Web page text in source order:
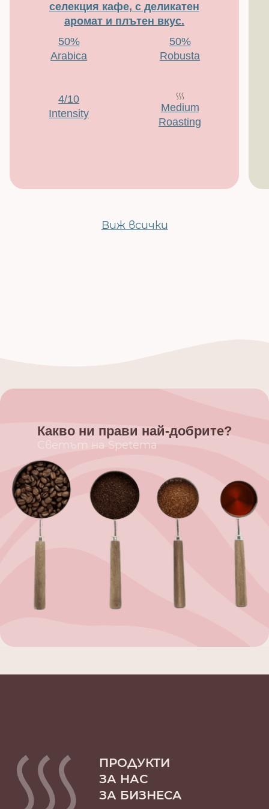
селекция кафе, с деликатен
аромат и плътен вкус.
50%
Arabica
50%
Robusta
4/10
Intensity
Medium
Roasting
Виж всички
Какво ни прави най-добрите?
Светът на Spetema
ПРОДУКТИ
ЗА НАС
ЗА БИЗНЕСА